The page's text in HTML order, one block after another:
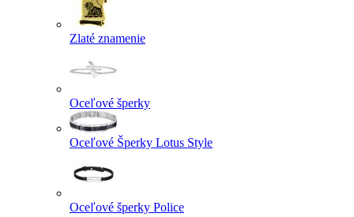
Zlaté znamenie
Oceľové šperky
Oceľové Šperky Lotus Style
Oceľové šperky Police